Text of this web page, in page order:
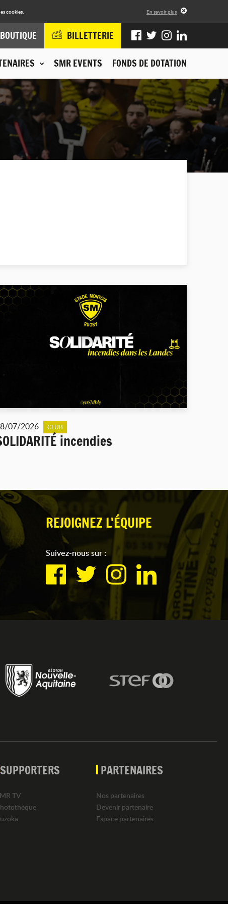
cookies. En savoir plus
SMR EVENTS FONDS DE DOTATION
BOUTIQUE BILLETTERIE
07/2026 CLUB
incendies
REJOIGNEZ L'ÉQUIPE
Suivez-nous sur :
SUPPORTERS
TV
PARTENAIRES
Nos partenaires
Devenir partenaire
Espace partenaires